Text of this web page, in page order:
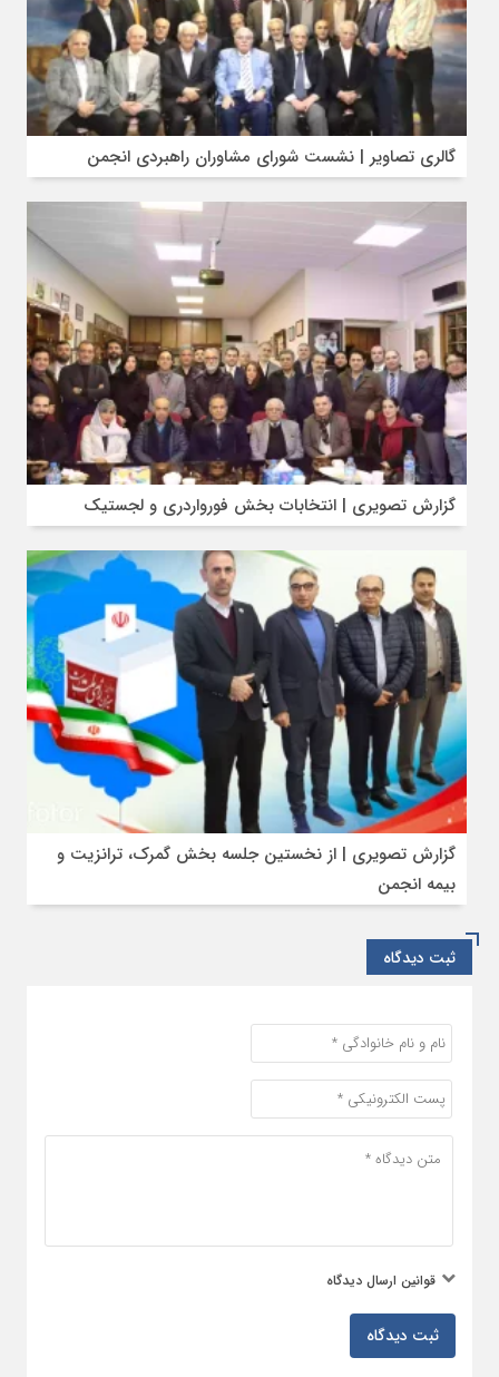
گالری تصاویر | نشست شورای مشاوران راهبردی انجمن
گزارش تصویری | انتخابات بخش فورواردری و لجستیک
گزارش تصویری | از نخستین جلسه بخش گمرک، ترانزیت و
بیمه انجمن
ثبت دیدگاه
قوانین ارسال دیدگاه
ثبت دیدگاه